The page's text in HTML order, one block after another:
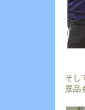
そし
景品